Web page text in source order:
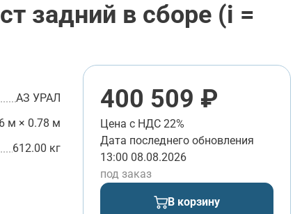
задний в сборе (i =
АЗ УРАЛ
м × 0.78 м
612.00 кг
400 509 ₽
Цена с НДС 22%
Дата последнего обновления
13:00 08.08.2026
под заказ
В корзину